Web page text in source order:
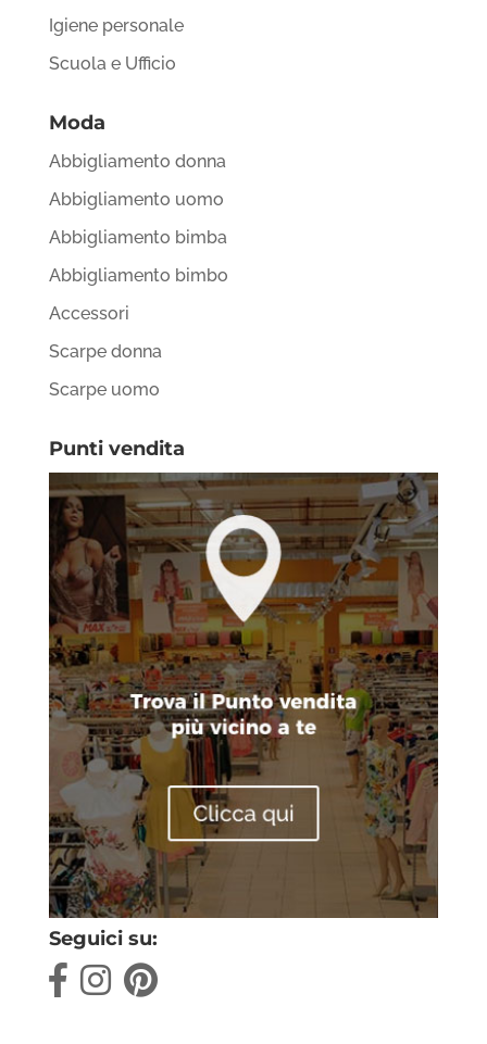
Igiene personale
Scuola e Ufficio
Moda
Abbigliamento donna
Abbigliamento uomo
Abbigliamento bimba
Abbigliamento bimbo
Accessori
Scarpe donna
Scarpe uomo
Punti vendita
Seguici su: